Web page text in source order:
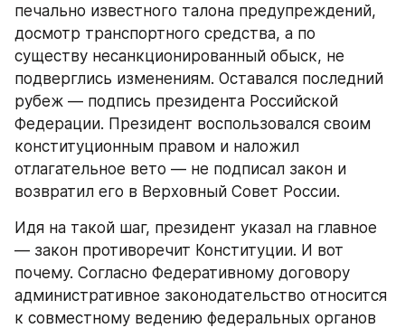
печально известного талона предупреждений,
досмотр транспортного средства, а по
существу несанкционированный обыск, не
подверглись изменениям. Оставался последний
рубеж — подпись президента Российской
Федерации. Президент воспользовался своим
конституционным правом и наложил
отлагательное вето — не подписал закон и
возвратил его в Верховный Совет России.
Идя на такой шаг, президент указал на главное
— закон противоречит Конституции. И вот
почему. Согласно Федеративному договору
административное законодательство относится
к совместному ведению федеральных органов